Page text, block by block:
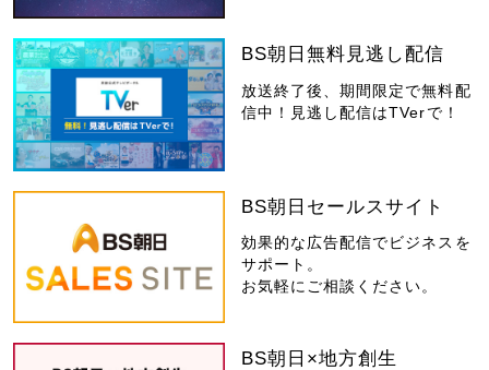
BS朝日無料見逃し配信
放送終了後、期間限定で無料配
信中！見逃し配信はTVerで！
BS朝日セールスサイト
効果的な広告配信でビジネスを
サポート。
お気軽にご相談ください。
BS朝日×地方創生